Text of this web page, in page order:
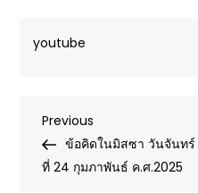
youtube
Post
navigation
Previous
Post
Previous
ข้อคิดในมิสซา วันจันทร์
ที่ 24 กุมภาพันธ์ ค.ศ.2025